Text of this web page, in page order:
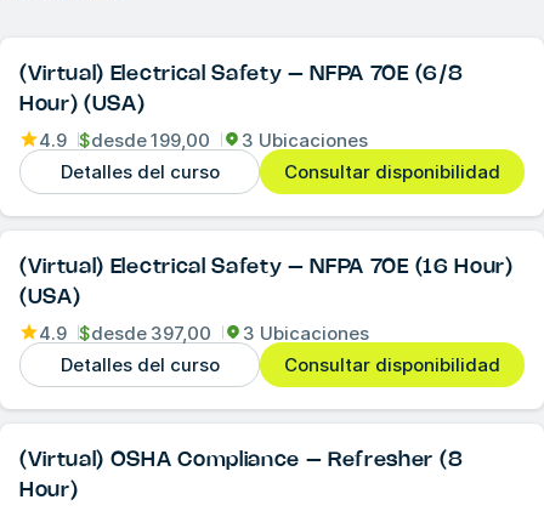
(Virtual) Electrical Safety – NFPA 70E (6/8
Hour) (USA)
4.9 $desde199,00
3 Ubicaciones
Detalles del curso
Consultar disponibilidad
(Virtual) Electrical Safety – NFPA 70E (16 Hour)
(USA)
4.9 $desde 397,00
3 Ubicaciones
Detalles del curso
Consultar disponibilidad
(Virtual) OSHA Compliance – Refresher (8
Hour)